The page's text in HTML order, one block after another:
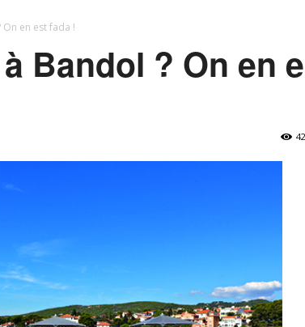
en est fada !
Bandol ? On en